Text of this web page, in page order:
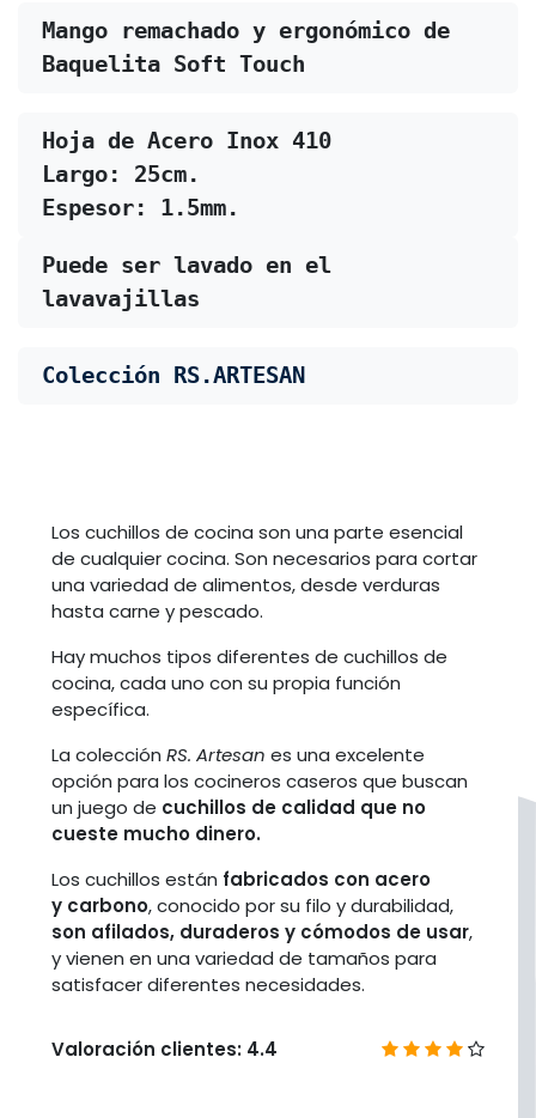
Mango remachado y ergonómico de
Baquelita Soft Touch
Hoja de Acero Inox 410
Largo: 25cm.
Espesor: 1.5mm.
Puede ser lavado en el
lavavajillas
Colección RS.ARTESAN
Los cuchillos de cocina son una parte esencial
de cualquier cocina. Son necesarios para cortar
una variedad de alimentos, desde verduras
hasta carne y pescado.
Hay muchos tipos diferentes de cuchillos de
cocina, cada uno con su propia función
específica.
La colección RS. Artesan es una excelente
opción para los cocineros caseros que buscan
un juego de cuchillos de calidad que no
cueste mucho dinero.
Los cuchillos están fabricados con acero
y carbono, conocido por su filo y durabilidad,
son afilados, duraderos y cómodos de usar,
y vienen en una variedad de tamaños para
satisfacer diferentes necesidades.
Valoración clientes: 4.4